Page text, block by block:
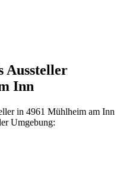
Aussteller
Inn
in 4961 Mühlheim am Inn
Umgebung: